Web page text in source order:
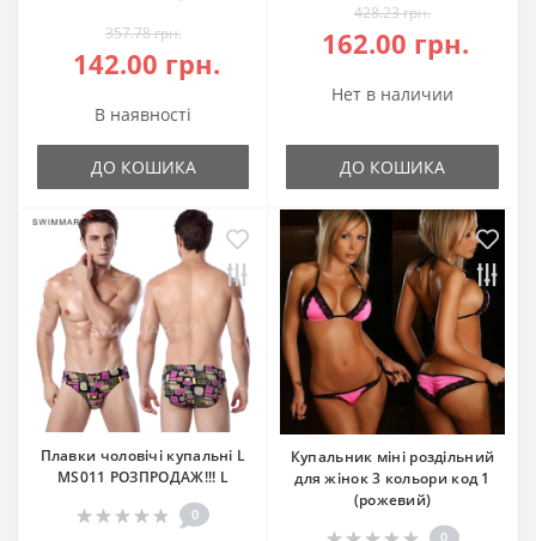
357.78 грн.
142.00 грн.
В наявності
ДО КОШИКА
428.23 грн.
162.00 грн.
Нет в наличии
ДО КОШИКА
Плавки чоловічі купальні L
MS011 РОЗПРОДАЖ!!! L
0
Купальник міні роздільний
для жінок 3 кольори код 1
(рожевий)
0